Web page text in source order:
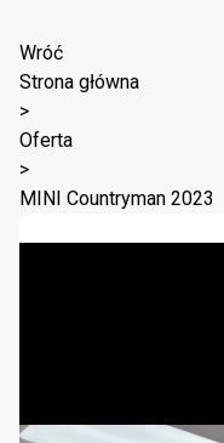
Wróć
Strona główna
>
Oferta
>
MINI Countryman 2023